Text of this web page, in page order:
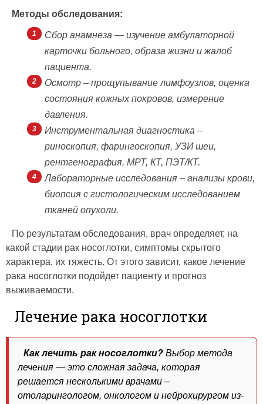
Методы обследования:
Сбор анамнеза — изучение амбулаторной
карточки больного, образа жизни и жалоб
пациента.
Осмотр – прощупывание лимфоузлов, оценка
состояния кожных покровов, измерение
давления.
Инструментальная диагностика –
риноскопия, фарингоскопия, УЗИ шеи,
рентгенография, МРТ, КТ, ПЭТ/КТ.
Лабораторные исследования – анализы крови,
биопсия с гистологическим исследованием
тканей опухоли.
По результатам обследования, врач определяет, на
какой стадии рак носоглотки, симптомы скрытого
характера, их тяжесть. От этого зависит, какое лечение
рака носоглотки подойдет пациенту и прогноз
выживаемости.
Лечение рака носоглотки
Как лечить рак носоглотки? Выбор метода
лечения — это сложная задача, которая
решается несколькими врачами –
отоларингологом, онкологом и нейрохирургом из-